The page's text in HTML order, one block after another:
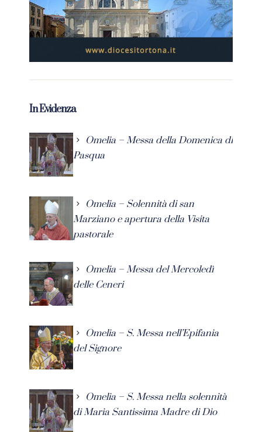
In Evidenza
Omelia – Messa della Domenica di
Pasqua
Omelia – Solennità di san
Marziano e apertura della Visita
pastorale
Omelia – Messa del Mercoledì
delle Ceneri
Omelia – S. Messa nell’Epifania
del Signore
Omelia – S. Messa nella solennità
di Maria Santissima Madre di Dio